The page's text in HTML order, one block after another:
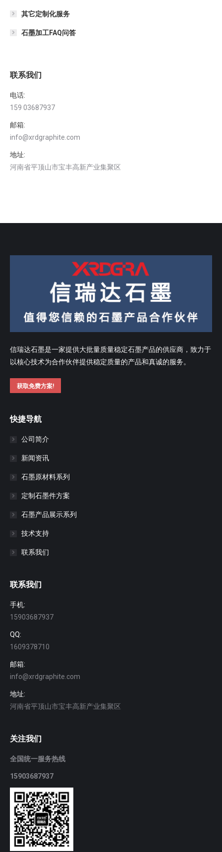
其它定制化服务
石墨加工FAQ问答
联系我们
电话:
159 03687937
邮箱:
info@xrdgraphite.com
地址:
河南省平顶山市宝丰高新产业集聚区
信瑞达石墨是一家提供大批量质量稳定石墨产品的供应商，致力于
以核心技术为合作伙伴提供稳定质量的产品和真诚的服务。
获取免费方案!
快捷导航
公司简介
新闻资讯
石墨原材料系列
定制石墨件方案
石墨产品展示系列
技术支持
联系我们
联系我们
手机:
15903687937
QQ:
1609378710
邮箱:
info@xrdgraphite.com
地址:
河南省平顶山市宝丰高新产业集聚区
关注我们
全国统一服务热线
15903687937